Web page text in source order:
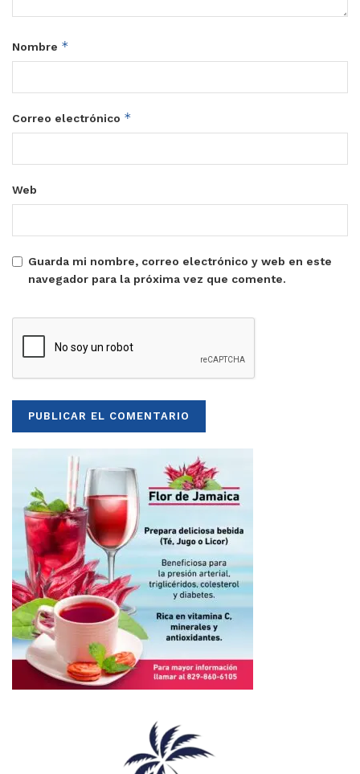
Nombre *
Correo electrónico *
Web
Guarda mi nombre, correo electrónico y web en este
navegador para la próxima vez que comente.